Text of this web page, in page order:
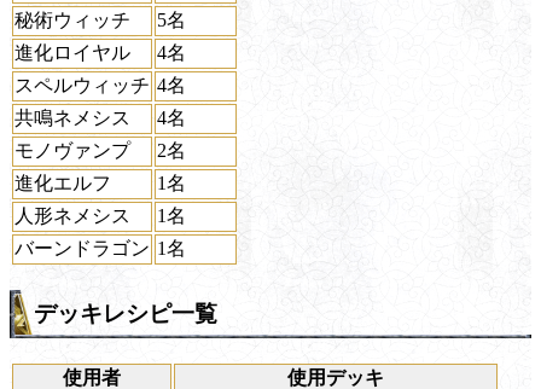
秘術ウィッチ
5名
進化ロイヤル
4名
スペルウィッチ 4名
共鳴ネメシス
4名
モノヴァンプ
2名
進化エルフ
1名
人形ネメシス
1名
バーンドラゴン 1名
デッキレシピ一覧
使用者 使用デッキ